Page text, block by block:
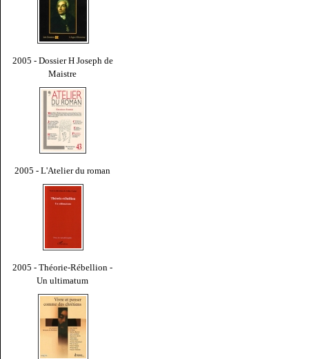
2005 - Dossier H Joseph de
Maistre
2005 - L'Atelier du roman
2005 - Théorie-Rébellion -
Un ultimatum